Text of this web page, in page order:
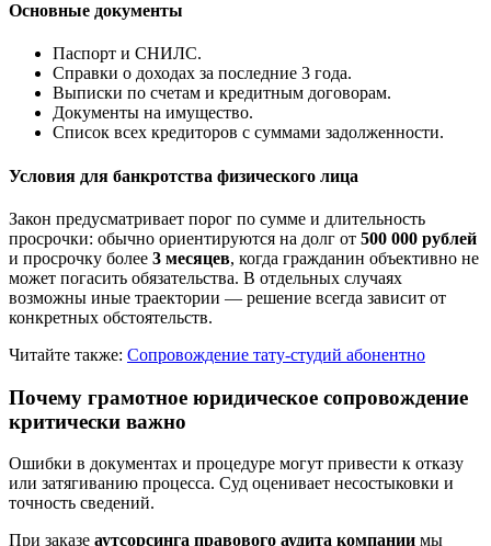
Основные документы
Паспорт и СНИЛС.
Справки о доходах за последние 3 года.
Выписки по счетам и кредитным договорам.
Документы на имущество.
Список всех кредиторов с суммами задолженности.
Условия для банкротства физического лица
Закон предусматривает порог по сумме и длительность
просрочки: обычно ориентируются на долг от 500 000 рублей
и просрочку более 3 месяцев, когда гражданин объективно не
может погасить обязательства. В отдельных случаях
возможны иные траектории — решение всегда зависит от
конкретных обстоятельств.
Читайте также: Сопровождение тату-студий абонентно
Почему грамотное юридическое сопровождение
критически важно
Ошибки в документах и процедуре могут привести к отказу
или затягиванию процесса. Суд оценивает несостыковки и
точность сведений.
При заказе аутсорсинга правового аудита компании мы